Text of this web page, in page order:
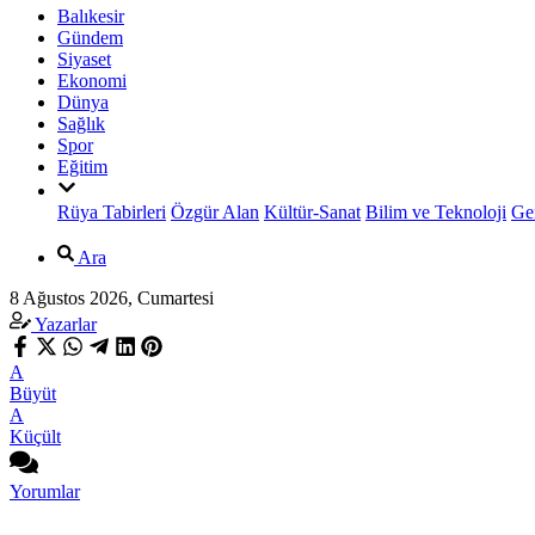
Balıkesir
Gündem
Siyaset
Ekonomi
Dünya
Sağlık
Spor
Eğitim
Rüya Tabirleri Özgür Alan Kültür-Sanat Bilim ve Teknoloji
Ara
8 Ağustos 2026, Cumartesi
Yazarlar
A
Büyüt
A
Küçült
Yorumlar